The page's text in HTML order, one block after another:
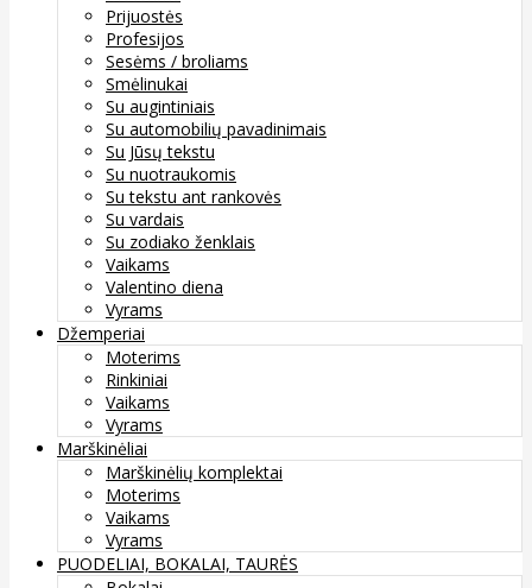
Prijuostės
Profesijos
Sesėms / broliams
Smėlinukai
Su augintiniais
Su automobilių pavadinimais
Su Jūsų tekstu
Su nuotraukomis
Su tekstu ant rankovės
Su vardais
Su zodiako ženklais
Vaikams
Valentino diena
Vyrams
Džemperiai
Moterims
Rinkiniai
Vaikams
Vyrams
Marškinėliai
Marškinėlių komplektai
Moterims
Vaikams
Vyrams
PUODELIAI, BOKALAI, TAURĖS